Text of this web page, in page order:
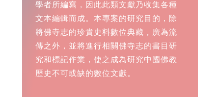
學者所編寫，因此此類文獻乃收集各種
文本編輯而成。本專案的研究目的，除
將佛寺志的珍貴史料數位典藏，廣為流
傳之外，並將進行相關佛寺志的書目研
究和標記作業，使之成為研究中國佛教
歷史不可或缺的數位文獻。